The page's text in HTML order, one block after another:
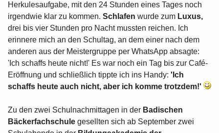
Herkulesaufgabe, mit den 24 Stunden eines Tages noch
irgendwie klar zu kommen. Schlafen wurde zum Luxus,
drei bis vier Stunden pro Nacht mussten reichen. Ich
erinnere mich an den Schultag, an dem einer nach dem
anderen aus der Meistergruppe per WhatsApp absagte:
'Ich schaffs heute nicht!' Es war noch ein Tag bis zur Café-
Eröffnung und schließlich tippte ich ins Handy: 'Ich
schaffs heute auch nicht, aber ich komme trotzdem!'
Zu den zwei Schulnachmittagen in der Badischen
Bäckerfachschule gesellten sich ab September zwei